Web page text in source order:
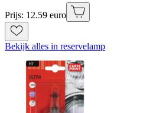
Prijs: 12.59 euro
Bekijk alles in reservelamp